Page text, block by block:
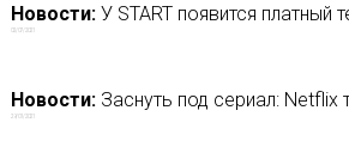
Новости:У START появится платный
02/07/2021
Новости:Заснуть под сериал: Netflix
29/01/2021